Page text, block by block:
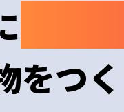
をつ